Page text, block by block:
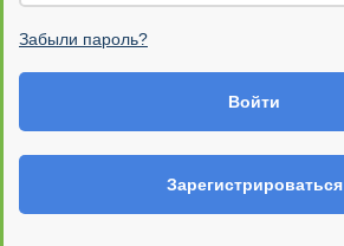
Забыли пароль?
Войти
Зарегистрироваться